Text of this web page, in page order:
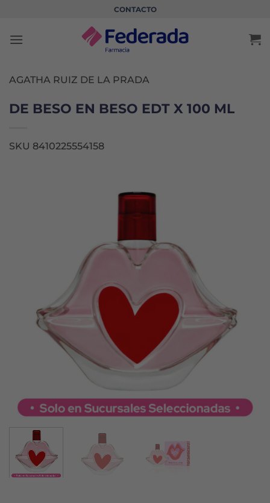
contenido
CONTACTO
AGATHA RUIZ DE LA PRADA
DE BESO EN BESO EDT X 100 ML
SKU 8410225554158